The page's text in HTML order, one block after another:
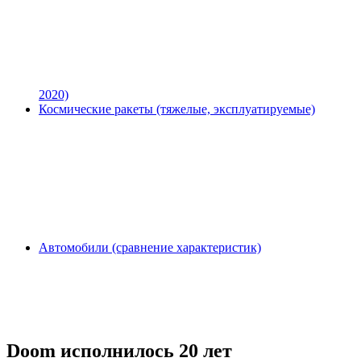
2020)
Космические ракеты (тяжелые, эксплуатируемые)
Автомобили (сравнение характеристик)
Doom исполнилось 20 лет